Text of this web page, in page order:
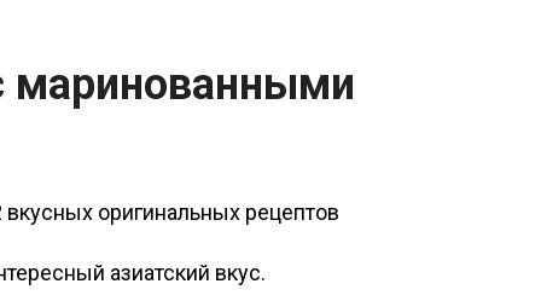
маринованными
азиатский вкус.